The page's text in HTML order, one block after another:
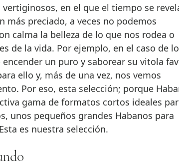
más preciado, a veces no podemos
calma la belleza de lo que nos rodea o
de la vida. Por ejemplo, en el caso de
un puro y saborear su vitola
ello y, más de una vez, nos vemos
Por eso, esta selección; porque
gama de formatos cortos ideales
unos pequeños grandes Habanos para
es nuestra selección.